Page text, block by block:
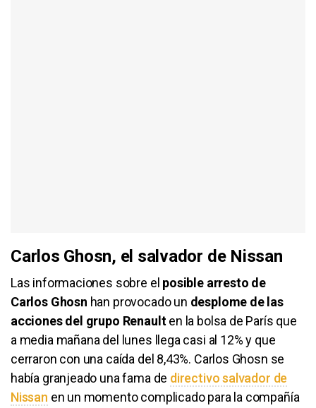
Carlos Ghosn, el salvador de Nissan
Las informaciones sobre el posible arresto de
Carlos Ghosn han provocado un desplome de las
acciones del grupo Renaulten la bolsa de París que
a media mañana del lunes llega casi al 12% y que
cerraron con una caída del 8,43%. Carlos Ghosn se
había granjeado una fama de directivo salvador de
Nissan en un momento complicado para la compañía